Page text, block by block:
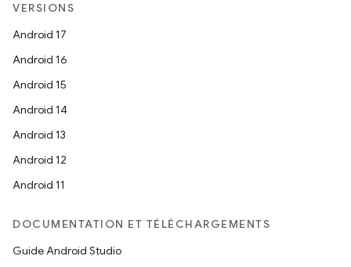
VERSIONS
Android 17
Android 16
Android 15
Android 14
Android 13
Android 12
Android 11
DOCUMENTATION ET TÉLÉCHARGEMENTS
Guide Android Studio